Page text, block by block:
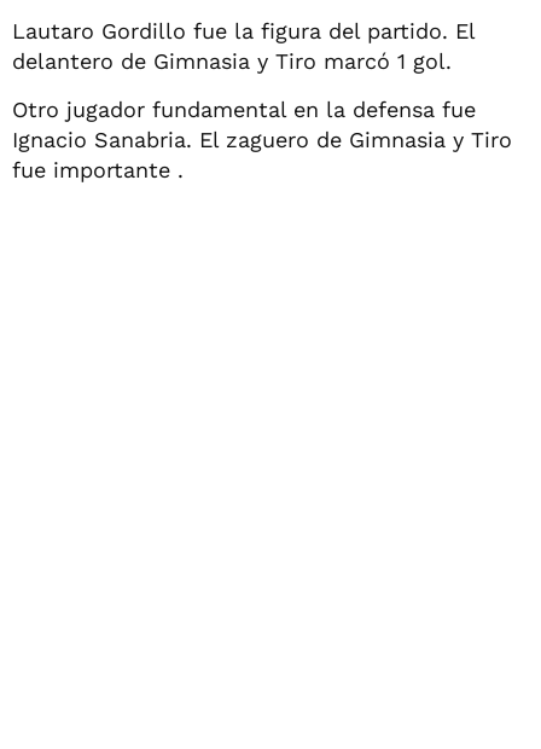
Lautaro Gordillo fue la figura del partido. El
delantero de Gimnasia y Tiro marcó 1 gol.
Otro jugador fundamental en la defensa fue
Ignacio Sanabria. El zaguero de Gimnasia y Tiro
fue importante .